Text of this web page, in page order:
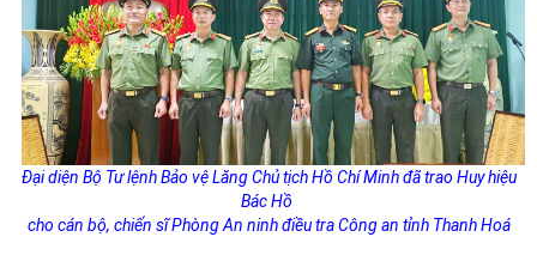
Đại diện Bộ Tư lệnh Bảo vệ Lăng Chủ tịch Hồ Chí Minh đã trao Huy hiệu
Bác Hồ
cho cán bộ, chiến sĩ Phòng An ninh điều tra Công an tỉnh Thanh Hoá